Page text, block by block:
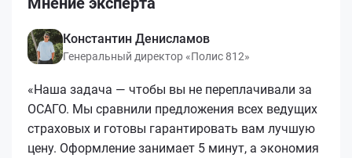
Константин Денисламов
Генеральный директор «Полис 812»
«Наша задача — чтобы вы не переплачивали за
ОСАГО. Мы сравнили предложения всех ведущих
страховых и готовы гарантировать вам лучшую
цену. Оформление занимает 5 минут, а экономия